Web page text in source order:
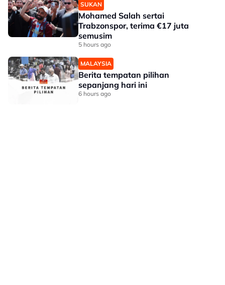
SUKAN
Mohamed Salah sertai
Trabzonspor, terima €17 juta
semusim
5 hours ago
MALAYSIA
Berita tempatan pilihan
sepanjang hari ini
6 hours ago